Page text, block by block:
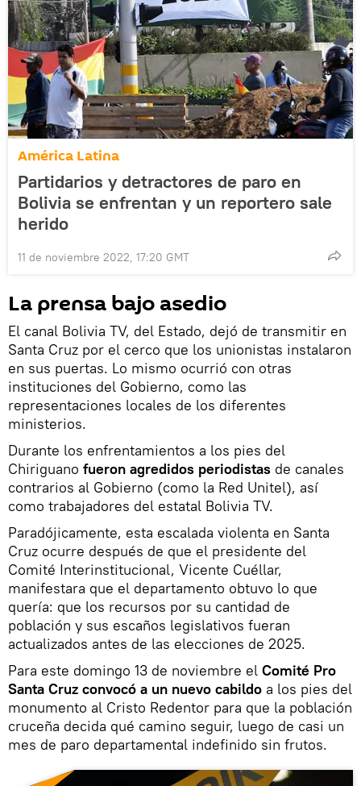
América Latina
Partidarios y detractores de paro en
Bolivia se enfrentan y un reportero sale
herido
11 de noviembre 2022, 17:20 GMT
La prensa bajo asedio
El canal Bolivia TV, del Estado, dejó de transmitir en
Santa Cruz por el cerco que los unionistas instalaron
en sus puertas. Lo mismo ocurrió con otras
instituciones del Gobierno, como las
representaciones locales de los diferentes
ministerios.
Durante los enfrentamientos a los pies del
Chiriguano fueron agredidos periodistas de canales
contrarios al Gobierno (como la Red Unitel), así
como trabajadores del estatal Bolivia TV.
Paradójicamente, esta escalada violenta en Santa
Cruz ocurre después de que el presidente del
Comité Interinstitucional, Vicente Cuéllar,
manifestara que el departamento obtuvo lo que
quería: que los recursos por su cantidad de
población y sus escaños legislativos fueran
actualizados antes de las elecciones de 2025.
Para este domingo 13 de noviembre el Comité Pro
Santa Cruz convocó a un nuevo cabildo a los pies del
monumento al Cristo Redentor para que la población
cruceña decida qué camino seguir, luego de casi un
mes de paro departamental indefinido sin frutos.